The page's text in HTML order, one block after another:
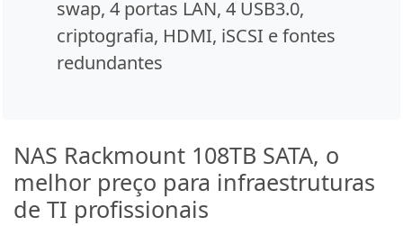
swap, 4 portas LAN, 4 USB3.0,
criptografia, HDMI, iSCSI e fontes
redundantes
NAS Rackmount 108TB SATA, o
melhor preço para infraestruturas
de TI profissionais